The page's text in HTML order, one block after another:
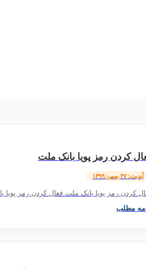
کردن رمز پویا بانک ملت
آپدیت: ۲۷ بهمن ۱۳۹۹
کردن رمز پویا بانک ملت فعال کردن رمز
مطلب